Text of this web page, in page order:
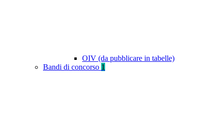
OIV (da pubblicare in tabelle)
Bandi di concorso 1